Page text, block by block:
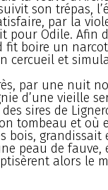
son trépas,
par la
pour Odile. Afin
fit boire un
cercueil et
par une nuit
d’une vieille
sires de
tombeau et où
bois,
peau de
alors le